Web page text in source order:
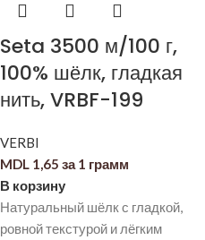
Seta 3500 м/100 г,
100% шёлк, гладкая
нить, VRBF-199
VERBI
MDL 1,65 за 1 грамм
В корзину
Натуральный шёлк с гладкой,
ровной текстурой и лёгким